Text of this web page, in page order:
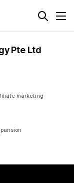
Pte Ltd
marketing